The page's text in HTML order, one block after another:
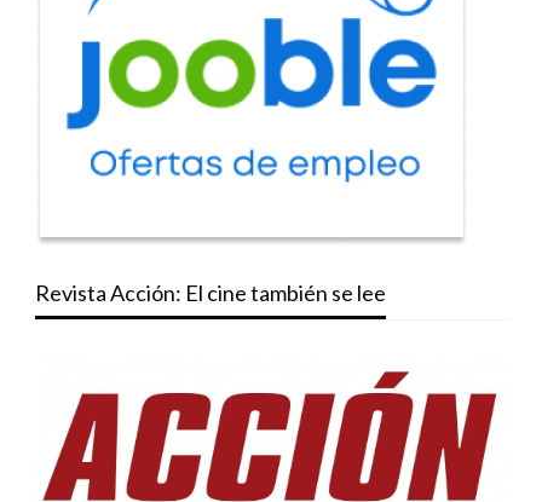
Revista Acción: El cine también se lee